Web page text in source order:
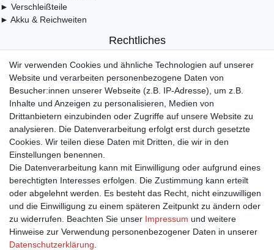
► Verschleißteile
► Akku & Reichweiten
Rechtliches
► Widerrufsbelehrung & Widerrufsformular
► Impressum
► Daten­schutz­erklärung
► AGB & Kundeninformation
► Barrierefreiheitserklärung
► Batterieentsorgung
► Kontakt
Mein Konto
► Registrieren
► Login
► Warenkorb
► Zur Kasse
Wir verwenden Cookies und ähnliche Technologien auf unserer
Website und verarbeiten personenbezogene Daten von
Besucher:innen unserer Webseite (z.B. IP-Adresse), um z.B.
Inhalte und Anzeigen zu personalisieren, Medien von
Drittanbietern einzubinden oder Zugriffe auf unsere Website zu
analysieren. Die Datenverarbeitung erfolgt erst durch gesetzte
Cookies. Wir teilen diese Daten mit Dritten, die wir in den
Einstellungen benennen.
Die Datenverarbeitung kann mit Einwilligung oder aufgrund eines
berechtigten Interesses erfolgen. Die Zustimmung kann erteilt
oder abgelehnt werden. Es besteht das Recht, nicht einzuwilligen
und die Einwilligung zu einem späteren Zeitpunkt zu ändern oder
zu widerrufen. Beachten Sie unser Impressum und weitere
Hinweise zur Verwendung personenbezogener Daten in unserer
Daten­schutz­erklärung